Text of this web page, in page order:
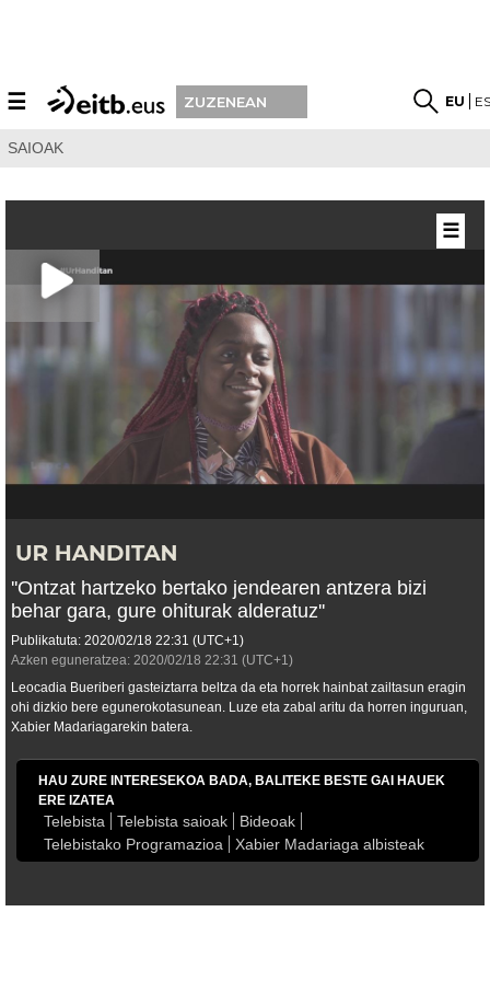
☰ ZUZENEAN EU
SAIOAK
''Ontzat hartzeko bertako jendearen antzera bizi
behar gara, gure ohiturak alderatuz''
Publikatuta: 2020/02/18 22:31 (UTC+1)
Azken eguneratzea: 2020/02/18 22:31 (UTC+1)
Leocadia Bueriberi gasteiztarra beltza da eta horrek hainbat zailtasun eragin
ohi dizkio bere egunerokotasunean. Luze eta zabal aritu da horren inguruan,
Xabier Madariagarekin batera.
HAU ZURE INTERESEKOA BADA, BALITEKE BESTE GAI HAUEK
ERE IZATEA
Telebista Telebista saioak
Bideoak
Telebistako Programazioa
Xabier Madariaga albisteak
☰